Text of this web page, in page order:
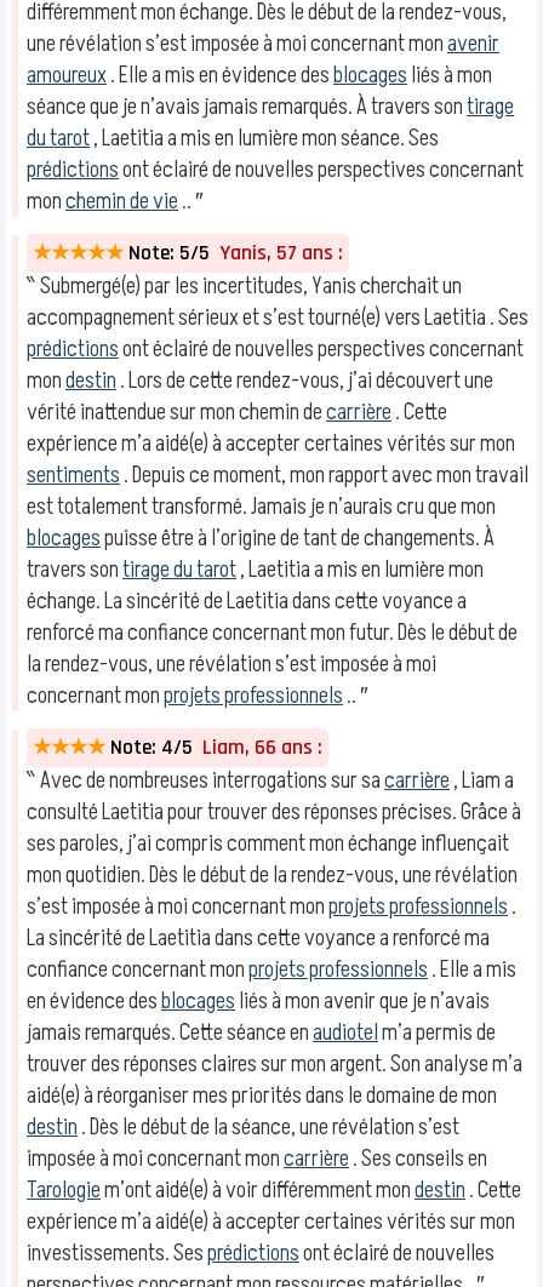
différemment mon échange. Dès le début de la rendez-vous,
une révélation s’est imposée à moi concernant monavenir
amoureux. Elle a mis en évidence desblocagesliés à mon
séance que je n’avais jamais remarqués. À travers sontirage
du tarot, Laetitia a mis en lumière mon séance. Ses
prédictionsont éclairé de nouvelles perspectives concernant
monchemin de vie.. ″
★★★★★ Note: 5/5 Yanis, 57 ans :
‶ Submergé(e) par les incertitudes, Yanis cherchait un
accompagnement sérieux et s’est tourné(e) vers Laetitia . Ses
prédictionsont éclairé de nouvelles perspectives concernant
mondestin. Lors de cette rendez-vous, j’ai découvert une
vérité inattendue sur mon chemin decarrière. Cette
expérience m’a aidé(e) à accepter certaines vérités sur mon
sentiments. Depuis ce moment, mon rapport avec mon travail
est totalement transformé. Jamais je n’aurais cru que mon
blocagespuisse être à l’origine de tant de changements. À
travers sontirage du tarot, Laetitia a mis en lumière mon
échange. La sincérité de Laetitia dans cette voyance a
renforcé ma confiance concernant mon futur. Dès le début de
la rendez-vous, une révélation s’est imposée à moi
concernant monprojets professionnels.. ″
★★★★ Note: 4/5 Liam, 66 ans :
‶ Avec de nombreuses interrogations sur sacarrière, Liam a
consulté Laetitia pour trouver des réponses précises. Grâce à
ses paroles, j’ai compris comment mon échange influençait
mon quotidien. Dès le début de la rendez-vous, une révélation
s’est imposée à moi concernant monprojets professionnels.
La sincérité de Laetitia dans cette voyance a renforcé ma
confiance concernant monprojets professionnels. Elle a mis
en évidence desblocagesliés à mon avenir que je n’avais
jamais remarqués. Cette séance enaudiotelm’a permis de
trouver des réponses claires sur mon argent. Son analyse m’a
aidé(e) à réorganiser mes priorités dans le domaine de mon
destin. Dès le début de la séance, une révélation s’est
imposée à moi concernant moncarrière. Ses conseils en
Tarologiem’ont aidé(e) à voir différemment mondestin. Cette
expérience m’a aidé(e) à accepter certaines vérités sur mon
investissements. Sesprédictionsont éclairé de nouvelles